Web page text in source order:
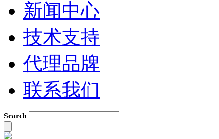
新闻中心
技术支持
代理品牌
联系我们
Search